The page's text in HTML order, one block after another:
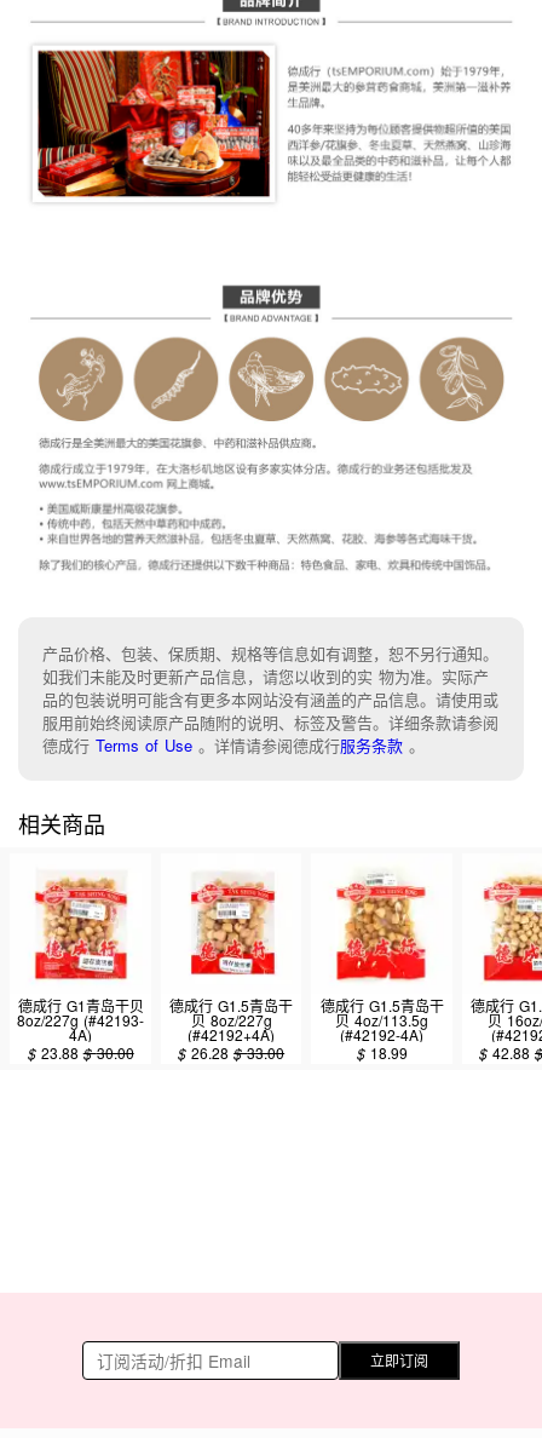
产品价格、包装、保质期、规格等信息如有调整，恕不另行通知。
如我们未能及时更新产品信息，请您以收到的实 物为准。实际产
品的包装说明可能含有更多本网站没有涵盖的产品信息。请使用或
服用前始终阅读原产品随附的说明、标签及警告。详细条款请参阅
德成行 Terms of Use 。 详情请参阅德成行服务条款 。
相关商品
德成行 G1青岛干贝
8oz/227g (#42193-
4A)
$ 23.88 $30.00
德成行 G1.5青岛干
贝 8oz/227g
(#42192+4A)
$26.28 $33.00
德成行 G1.5青岛干
贝 4oz/113.5g
(#42192-4A)
$ 18.99
德成行
贝
$42.88
立即订阅